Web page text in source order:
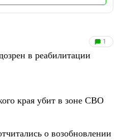
1
в реабилитации
края убит в зоне СВО
о возобновлении